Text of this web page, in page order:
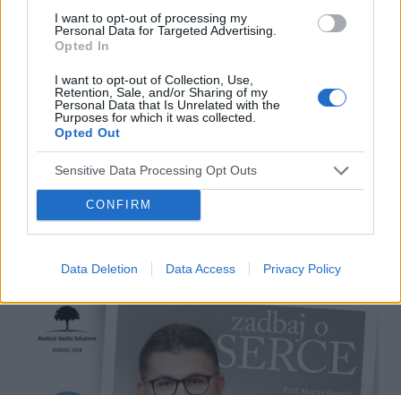
I want to opt-out of processing my
Personal Data for Targeted Advertising.
Opted In
I want to opt-out of Collection, Use,
Retention, Sale, and/or Sharing of my
Personal Data that Is Unrelated with the
Purposes for which it was collected.
Opted Out
Sensitive Data Processing Opt Outs
CONFIRM
Data Deletion Data Access Privacy Policy
INNE TEMATY
Życzenia na Dzień Kobiet
Drogie Użytkowniczki, w tym szczególnym dniu dla
wszystkich Kobiet pragniemy złożyć Wam najlepsze
życzenia.